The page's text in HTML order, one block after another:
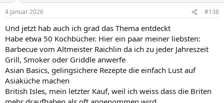
e
:
4 Januar 2026 #138
Und jetzt hab auch ich grad das Thema entdeckt
Habe etwa 50 Kochbücher. Hier ein paar meiner liebsten:
Barbecue vom Altmeister Raichlin da ich zu jeder Jahreszeit
Grill, Smoker oder Griddle anwerfe
Asian Basics, gelingsichere Rezepte die einfach Lust auf
Asiaküche machen
British Isles, mein letzter Kauf, weil ich weiss dass die Briten